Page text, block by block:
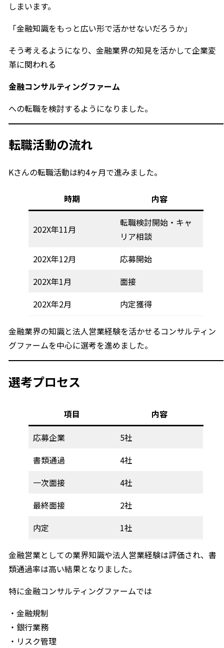
しまいます。
「金融知識をもっと広い形で活かせないだろうか」
そう考えるようになり、金融業界の知見を活かして企業変
革に関われる
金融コンサルティングファーム
への転職を検討するようになりました。
転職活動の流れ
Kさんの転職活動は約4ヶ月で進みました。
時期 内容
202X年11月
転職検討開始・キャ
リア相談
202X年12月
応募開始
202X年1月
面接
202X年2月
内定獲得
金融業界の知識と法人営業経験を活かせるコンサルティン
グファームを中心に選考を進めました。
選考プロセス
項目
内容
応募企業
5社
書類通過
4社
一次面接
4社
最終面接
2社
内定
1社
金融営業としての業界知識や法人営業経験は評価され、書
類通過率は高い結果となりました。
特に金融コンサルティングファームでは
・金融規制
・銀行業務
・リスク管理